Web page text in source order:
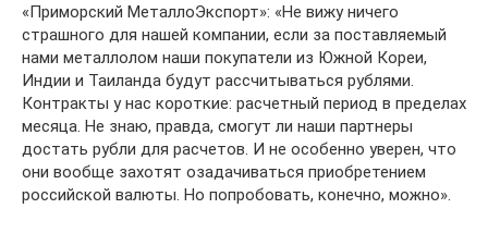
«Приморский МеталлоЭкспорт»: «Не вижу ничего
страшного для нашей компании, если за поставляемый
нами металлолом наши покупатели из Южной Кореи,
Индии и Таиланда будут рассчитываться рублями.
Контракты у нас короткие: расчетный период в пределах
месяца. Не знаю, правда, смогут ли наши партнеры
достать рубли для расчетов. И не особенно уверен, что
они вообще захотят озадачиваться приобретением
российской валюты. Но попробовать, конечно, можно».